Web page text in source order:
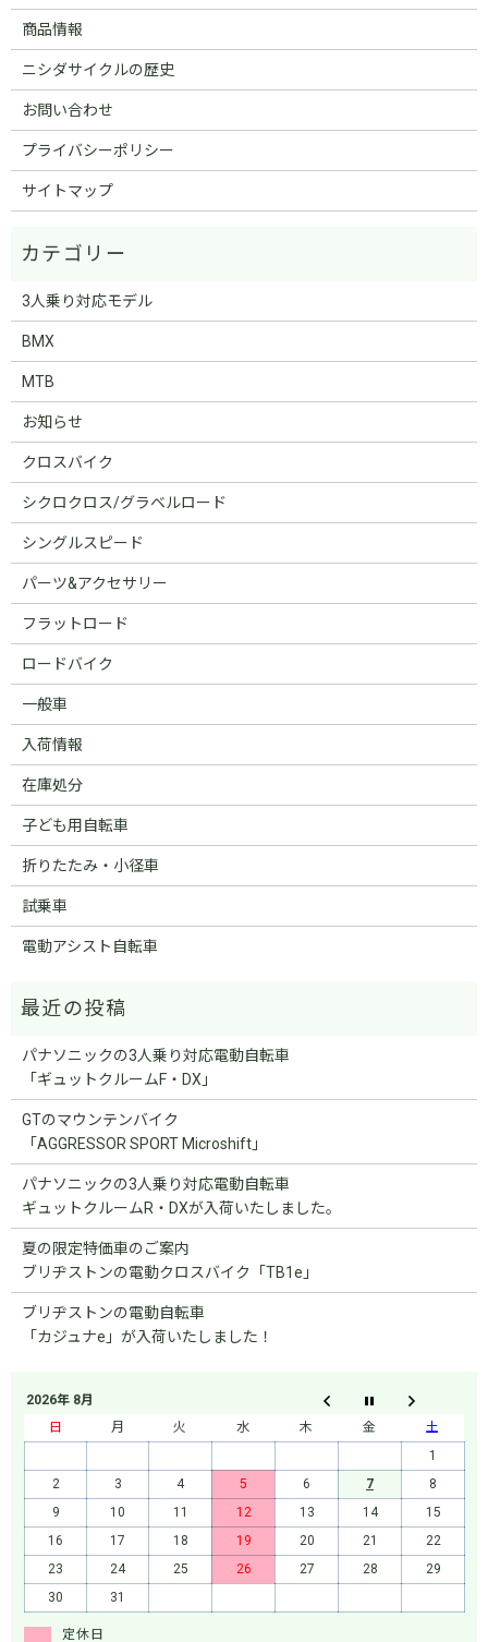
商品情報
ニシダサイクルの歴史
お問い合わせ
プライバシーポリシー
サイトマップ
3人乗り対応モデル
BMX
MTB
お知らせ
クロスバイク
シクロクロス/グラベルロード
シングルスピード
パーツ&アクセサリー
フラットロード
ロードバイク
一般車
入荷情報
在庫処分
子ども用自転車
折りたたみ・小径車
試乗車
電動アシスト自転車
パナソニックの3人乗り対応電動自転車
「ギュットクルームF・DX」
GTのマウンテンバイク
「AGGRESSOR SPORT Microshift」
パナソニックの3人乗り対応電動自転車
ギュットクルームR・DXが入荷いたしました。
夏の限定特価車のご案内
ブリヂストンの電動クロスバイク「TB1e」
ブリヂストンの電動自転車
「カジュナe」が入荷いたしました！
2026年 8月
日
月 火 水 木 金
土
1
2
3 4 5 6 7
8
9
10 11 12 13 14
15
16
17 18 19 20 21
22
23
24 25 26 27 28
29
30
31
定休日